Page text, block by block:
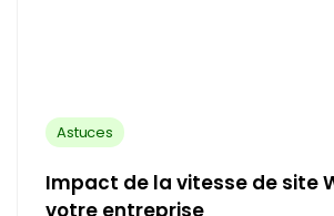
Astuces
Impact de la vitesse de site